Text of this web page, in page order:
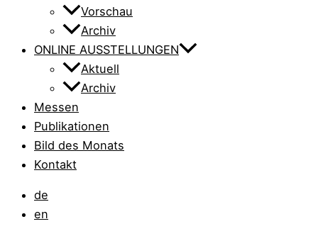
Vorschau
Archiv
ONLINE AUSSTELLUNGEN
Aktuell
Archiv
Messen
Publikationen
Bild des Monats
Kontakt
de
en